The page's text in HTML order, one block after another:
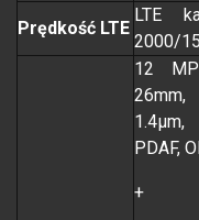
Prędkość LTE
LTE
2000/
12
1.4µm,
PDAF,
+